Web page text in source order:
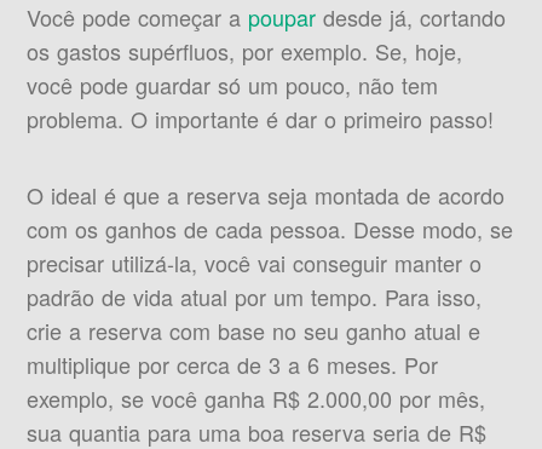
Você pode começar a poupar desde já, cortando
os gastos supérfluos, por exemplo. Se, hoje,
você pode guardar só um pouco, não tem
problema. O importante é dar o primeiro passo!
O ideal é que a reserva seja montada de acordo
com os ganhos de cada pessoa. Desse modo, se
precisar utilizá-la, você vai conseguir manter o
padrão de vida atual por um tempo. Para isso,
crie a reserva com base no seu ganho atual e
multiplique por cerca de 3 a 6 meses. Por
exemplo, se você ganha R$ 2.000,00 por mês,
sua quantia para uma boa reserva seria de R$